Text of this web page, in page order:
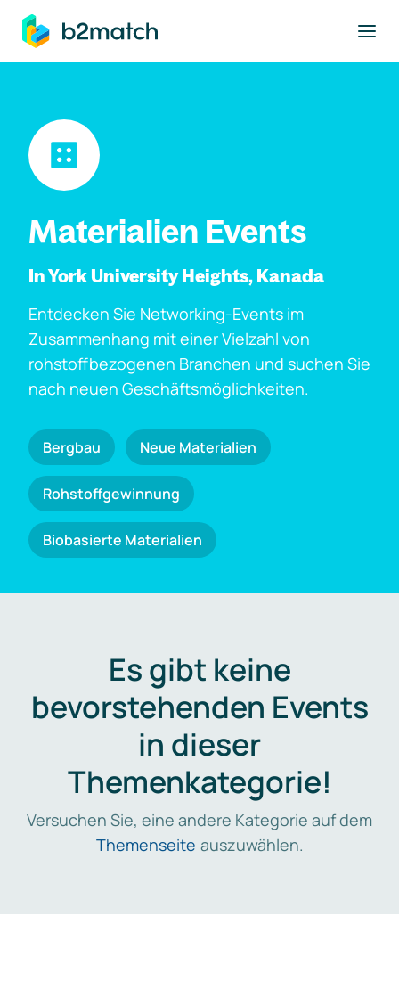
springen
Materialien Events
In York University Heights, Kanada
Entdecken Sie Networking-Events im
Zusammenhang mit einer Vielzahl von
rohstoffbezogenen Branchen und suchen Sie
nach neuen Geschäftsmöglichkeiten.
Bergbau Neue Materialien
Rohstoffgewinnung
Biobasierte Materialien
Es gibt keine
bevorstehenden Events
in dieser
Themenkategorie!
Versuchen Sie, eine andere Kategorie auf dem
Themenseite auszuwählen.